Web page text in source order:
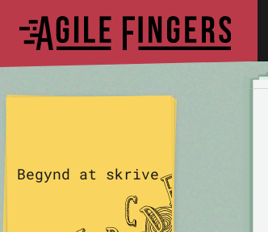
Begynd at skrive